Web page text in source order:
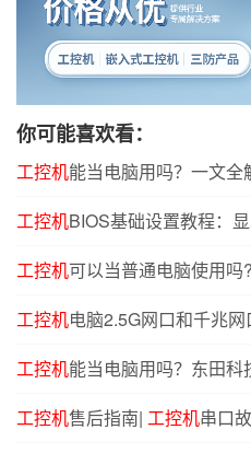
你可能喜欢看：
工控机能当电脑用吗？一文全
工控机BIOS基础设置教程：
工控机可以当普通电脑使用
工控机电脑2.5G网口和千兆网
工控机能当电脑用吗？东田科
工控机售后指南| 工控机串口